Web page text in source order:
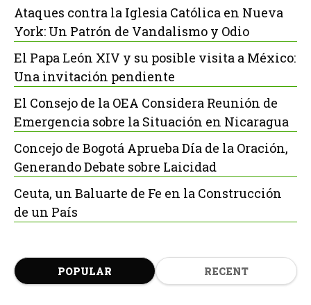
Ataques contra la Iglesia Católica en Nueva
York: Un Patrón de Vandalismo y Odio
El Papa León XIV y su posible visita a México:
Una invitación pendiente
El Consejo de la OEA Considera Reunión de
Emergencia sobre la Situación en Nicaragua
Concejo de Bogotá Aprueba Día de la Oración,
Generando Debate sobre Laicidad
Ceuta, un Baluarte de Fe en la Construcción
de un País
POPULAR RECENT